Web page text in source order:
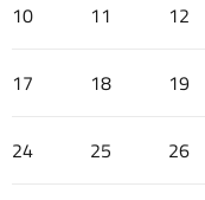
10 11 12
17 18 19
24 25 26